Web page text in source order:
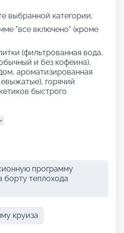
выбранной категории;
"все включено" (кроме
(фильтрованная вода,
и без кофеина),
ароматизированная
горячий
быстрого
программу
борту теплохода
круиза